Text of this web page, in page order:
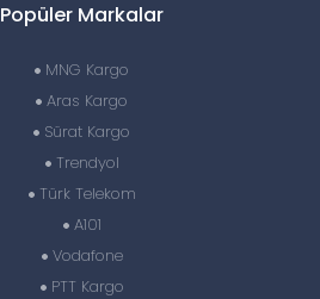
Popüler Markalar
MNG Kargo
Aras Kargo
Sürat Kargo
Trendyol
Türk Telekom
A101
Vodafone
PTT Kargo